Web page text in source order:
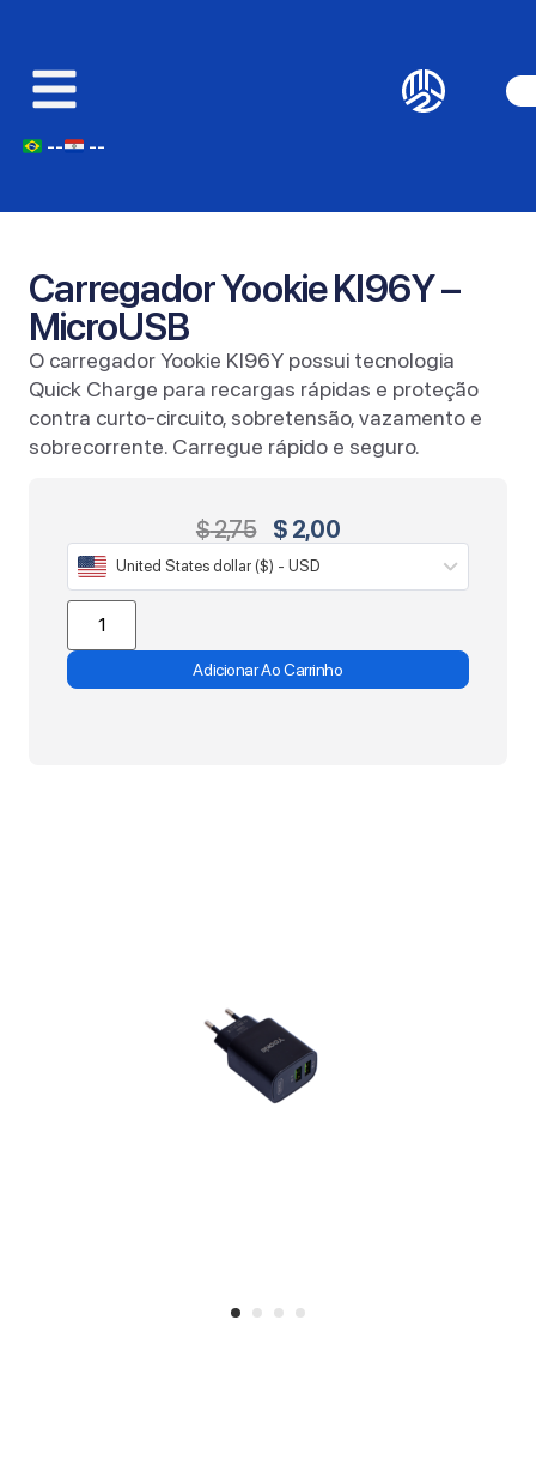
-- --
Carregador Yookie KI96Y –
MicroUSB
O carregador Yookie KI96Y possui tecnologia
Quick Charge para recargas rápidas e proteção
contra curto-circuito, sobretensão, vazamento e
sobrecorrente. Carregue rápido e seguro.
$2,75 $ 2,00
United States dollar ($) - USD
Adicionar Ao Carrinho